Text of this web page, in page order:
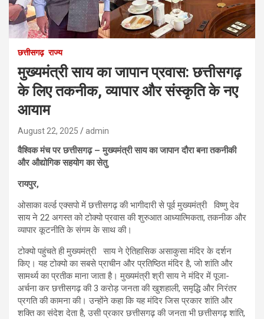
छत्तीसगढ़ राज्य
मुख्यमंत्री साय का जापान प्रवास: छत्तीसगढ़
के लिए तकनीक, व्यापार और संस्कृति के नए
आयाम
August 22, 2025 admin
वैश्विक मंच पर छत्तीसगढ़ – मुख्यमंत्री साय का जापान दौरा बना तकनीकी
और औद्योगिक सहयोग का सेतु
रायपुर,
ओसाका वर्ल्ड एक्सपो में छत्तीसगढ़ की भागीदारी से पूर्व मुख्यमंत्री विष्णु देव
साय ने 22 अगस्त को टोक्यो प्रवास की शुरुआत आध्यात्मिकता, तकनीक और
व्यापार कूटनीति के संगम के साथ की।
टोक्यो पहुंचते ही मुख्यमंत्री साय ने ऐतिहासिक असाकुसा मंदिर के दर्शन
किए। यह टोक्यो का सबसे प्राचीन और प्रतिष्ठित मंदिर है, जो शांति और
सामर्थ्य का प्रतीक माना जाता है। मुख्यमंत्री श्री साय ने मंदिर में पूजा-
अर्चना कर छत्तीसगढ़ की 3 करोड़ जनता की खुशहाली, समृद्धि और निरंतर
प्रगति की कामना की। उन्होंने कहा कि यह मंदिर जिस प्रकार शांति और
शक्ति का संदेश देता है, उसी प्रकार छत्तीसगढ़ की जनता भी छत्तीसगढ़ शांति,